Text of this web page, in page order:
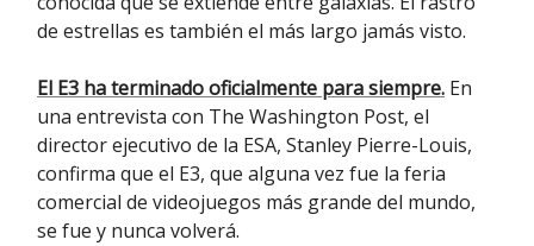
de estrellas es también el más largo jamás visto.
El E3 ha terminado oficialmente para siempre. En
una entrevista con The Washington Post, el
director ejecutivo de la ESA, Stanley Pierre-Louis,
confirma que el E3, que alguna vez fue la feria
comercial de videojuegos más grande del mundo,
se fue y nunca volverá.